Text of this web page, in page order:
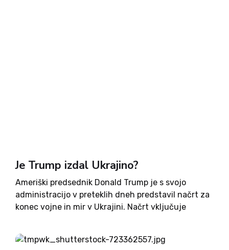
Je Trump izdal Ukrajino?
Ameriški predsednik Donald Trump je s svojo
administracijo v preteklih dneh predstavil načrt za
konec vojne in mir v Ukrajini. Načrt vključuje
federacijo, Ukrajina ter države EU pa naj bi se v
pogajanja vključile...